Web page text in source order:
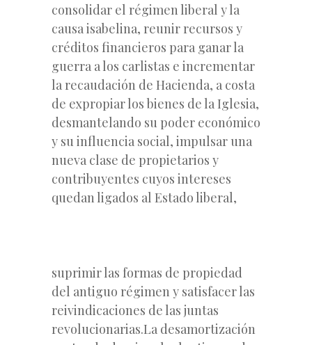
consolidar el régimen liberal y la
causa isabelina, reunir recursos y
créditos financieros para ganar la
guerra a los carlistas e incrementar
la recaudación de Hacienda, a costa
de expropiar los bienes de la Iglesia,
desmantelando su poder económico
y su influencia social, impulsar una
nueva clase de propietarios y
contribuyentes cuyos intereses
quedan ligados al Estado liberal,
suprimir las formas de propiedad
del antiguo régimen y satisfacer las
reivindicaciones de las juntas
revolucionarias.La desamortización